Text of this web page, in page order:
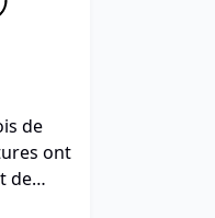
de
ont
de